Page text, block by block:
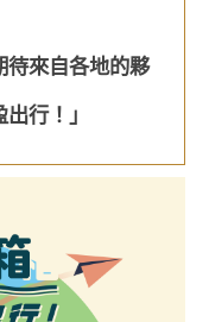
待來自各地的夥
行！」